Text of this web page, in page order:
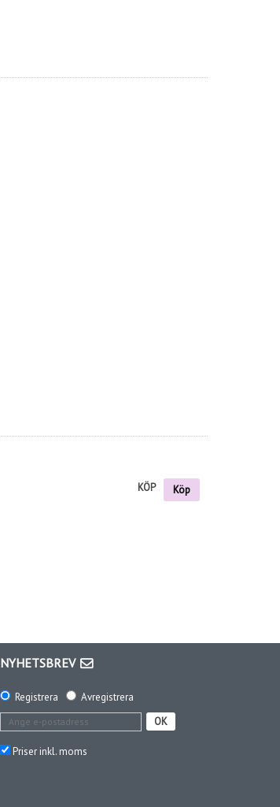
Köp
KÖP
NYHETSBREV
Registrera
Avregistrera
OK
Priser inkl. moms